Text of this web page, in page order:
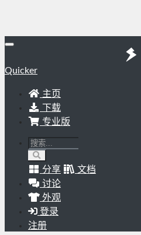
Quicker
主页
下载
专业版
分享
文档
讨论
外观
登录
注册